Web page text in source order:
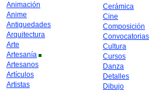
Animación
Anime
Antiguedades
Arquitectura
Arte
Artesanía
Artesanos
Artículos
Artistas
Cerámica
Cine
Composición
Convocatorias
Cultura
Cursos
Danza
Detalles
Dibujo